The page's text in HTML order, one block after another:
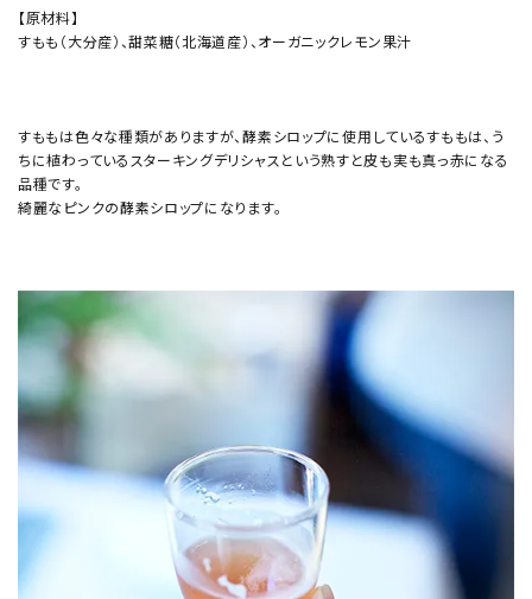
【原材料】
すもも（大分産）、甜菜糖（北海道産）、オーガニックレモン果汁
すももは色々な種類がありますが、酵素シロップに使用しているすももは、う
ちに植わっているスターキングデリシャスという熟すと皮も実も真っ赤になる
品種です。
綺麗なピンクの酵素シロップになります。